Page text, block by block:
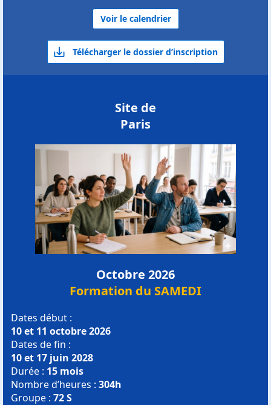
Voir le calendrier
Télécharger le dossier d’inscription
Site de
Paris
Octobre 2026
Formation du SAMEDI
Dates début :
10 et 11 octobre 2026
Dates de fin :
10 et 17 juin 2028
Durée : 15 mois
Nombre d’heures :304h
Groupe : 72 S